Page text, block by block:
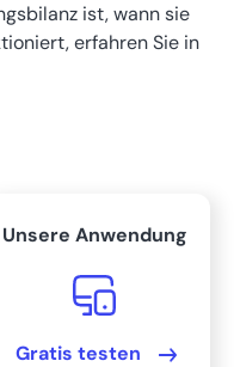
GmbH,
ist, wann sie
erfahren Sie in
Unsere Anwendung
Gratis testen